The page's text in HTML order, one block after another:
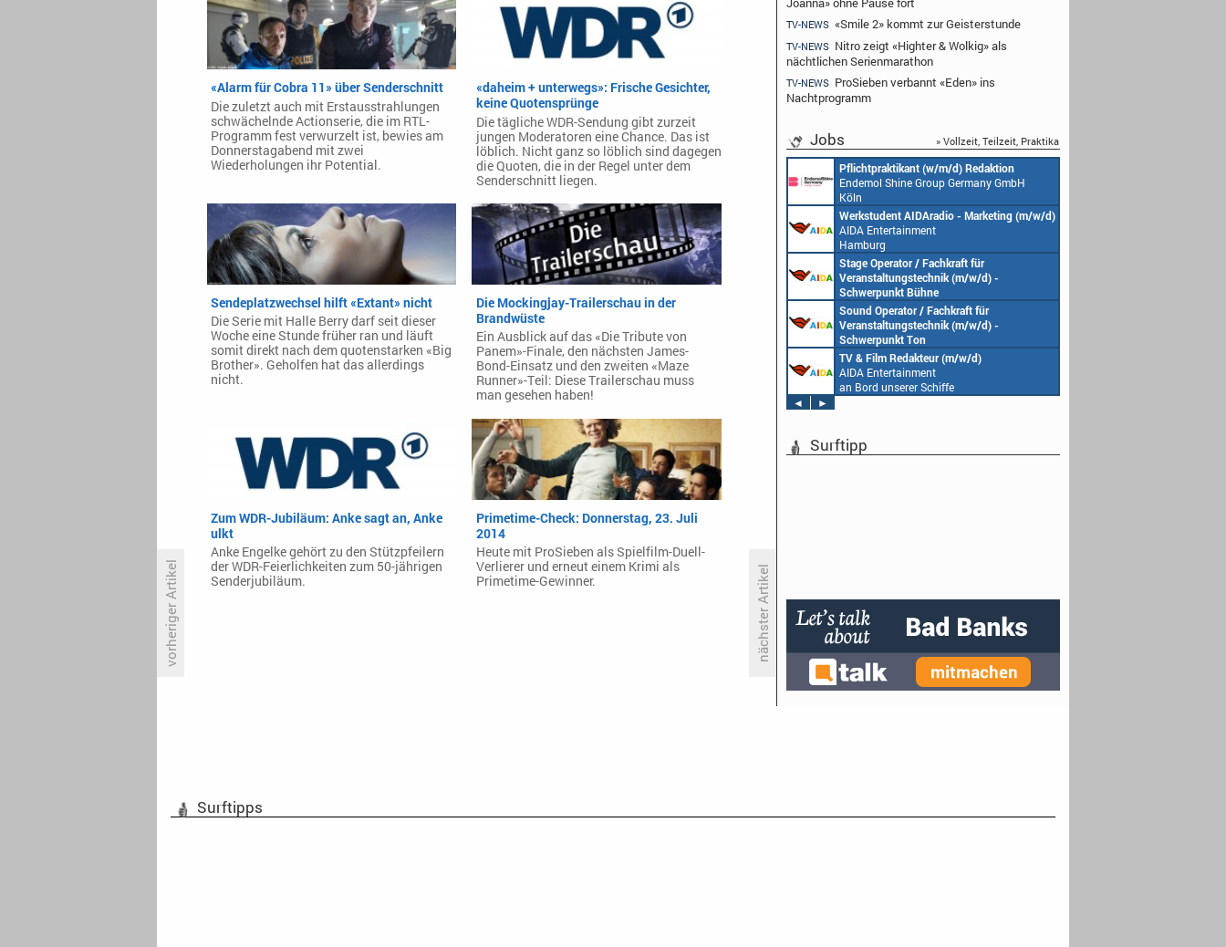
vorheriger Artikel nächster Artikel
«Alarm für Cobra 11» über Senderschnitt
Die zuletzt auch mit Erstausstrahlungen
schwächelnde Actionserie, die im RTL-
Programm fest verwurzelt ist, bewies am
Donnerstagabend mit zwei
Wiederholungen ihr Potential.
«daheim + unterwegs»: Frische Gesichter,
keine Quotensprünge
Die tägliche WDR-Sendung gibt zurzeit
jungen Moderatoren eine Chance. Das ist
löblich. Nicht ganz so löblich sind dagegen
die Quoten, die in der Regel unter dem
Senderschnitt liegen.
Sendeplatzwechsel hilft «Extant» nicht
Die Serie mit Halle Berry darf seit dieser
Woche eine Stunde früher ran und läuft
somit direkt nach dem quotenstarken «Big
Brother». Geholfen hat das allerdings
nicht.
Die Mockingjay-Trailerschau in der
Brandwüste
Ein Ausblick auf das «Die Tribute von
Panem»-Finale, den nächsten James-
Bond-Einsatz und den zweiten «Maze
Runner»-Teil: Diese Trailerschau muss
man gesehen haben!
Zum WDR-Jubiläum: Anke sagt an, Anke
ulkt
Anke Engelke gehört zu den Stützpfeilern
der WDR-Feierlichkeiten zum 50-jährigen
Senderjubiläum.
Primetime-Check: Donnerstag, 23. Juli
2014
Heute mit ProSieben als Spielfilm-Duell-
Verlierer und erneut einem Krimi als
Primetime-Gewinner.
TV-NEWS «Smile 2» kommt zur Geisterstunde
TV-NEWS Nitro zeigt «Highter & Wolkig» als
nächtlichen Serienmarathon
TV-NEWS ProSieben verbannt «Eden» ins
Nachtprogramm
Jobs » Vollzeit, Teilzeit, Praktika
Pflichtpraktikant (w/m/d) Redaktion
Endemol Shine Group Germany GmbH
Köln
Werkstudent AIDAradio - Marketing (m/w/d)
AIDA Entertainment
Hamburg
Stage Operator / Fachkraft für
Veranstaltungstechnik (m/w/d) -
Schwerpunkt Bühne
AIDA Entertainment
an Bord unserer Schiffe
Sound Operator / Fachkraft für
Veranstaltungstechnik (m/w/d) -
Schwerpunkt Ton
AIDA Entertainment
an Bord unserer Schiffe
TV & Film Redakteur (m/w/d)
AIDA Entertainment
an Bord unserer Schiffe
◄
►
Surftipp
Surftipps